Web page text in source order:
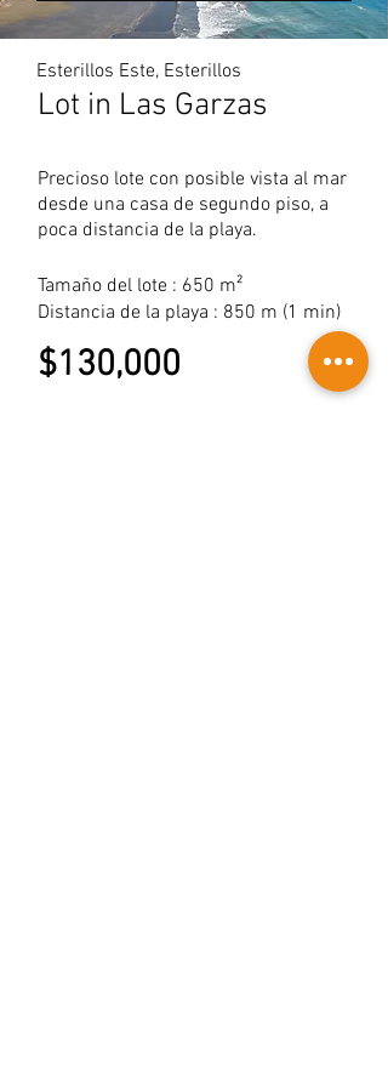
Esterillos Este, Esterillos
Lot in Las Garzas
Precioso lote con posible vista al mar
desde una casa de segundo piso, a
poca distancia de la playa.
Tamaño del lote : 650 m²
Distancia de la playa : 850 m (1 min)
$130,000